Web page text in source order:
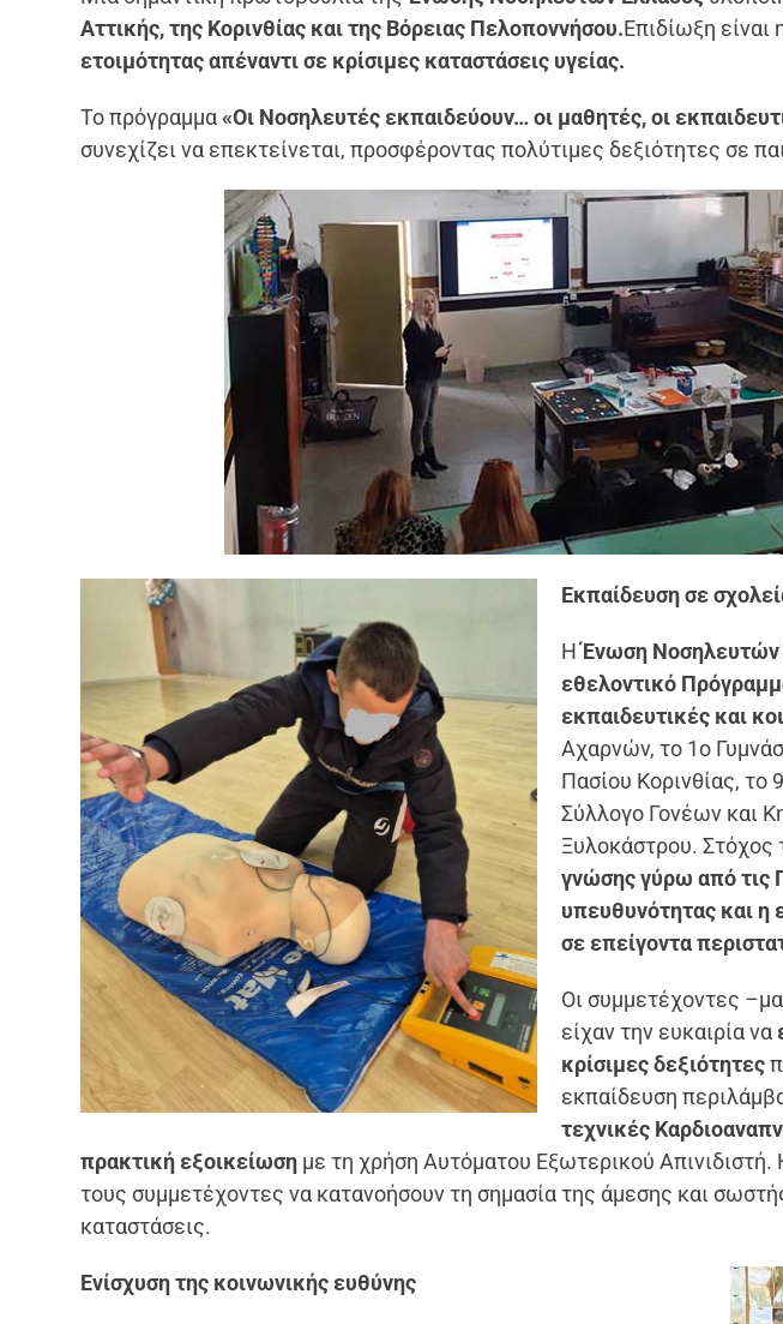
Αττικής, της Κορινθίας και της Βόρειας Πελοποννήσου.Επιδίωξη είναι
ετοιμότητας απέναντι σε κρίσιμες καταστάσεις υγείας.
Το πρόγραμμα«Οι Νοσηλευτές εκπαιδεύουν… οι μαθητές, οι
συνεχίζει να επεκτείνεται, προσφέροντας πολύτιμες δεξιότητες σε
Εκπαίδευση σε
ΗΈνωση Νοσηλευτών
εθελοντικό
εκπαιδευτικές και
Αχαρνών, το 1ο
Πασίου Κορινθίας, το
Σύλλογο Γονέων και
Ξυλοκάστρου. Στόχος
γνώσης γύρω από τις
υπευθυνότητας και η
σε επείγοντα
Οι συμμετέχοντες
είχαν την ευκαιρία να
κρίσιμες δεξιότητες
εκπαίδευση
τεχνικές
πρακτική εξοικείωση με τη χρήση Αυτόματου Εξωτερικού
τους συμμετέχοντες να κατανοήσουν τη σημασία της άμεσης και
καταστάσεις.
Ενίσχυση της κοινωνικής ευθύνης